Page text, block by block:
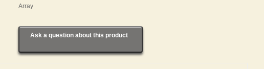
Array
Ask a question about this product